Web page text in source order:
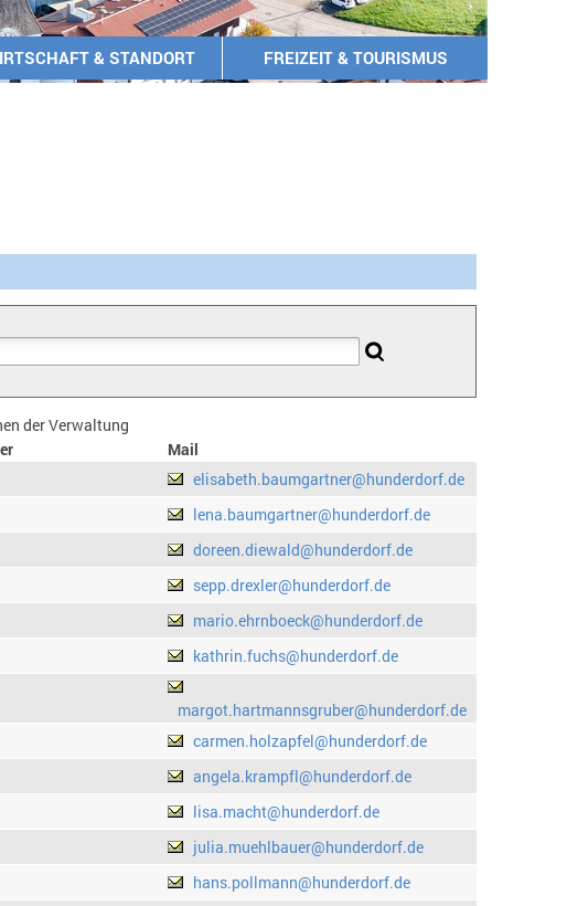
& STANDORT FREIZEIT & TOURISMUS
der Verwaltung
Mail
elisabeth.baumgartner@hunderdorf.de
lena.baumgartner@hunderdorf.de
doreen.diewald@hunderdorf.de
sepp.drexler@hunderdorf.de
mario.ehrnboeck@hunderdorf.de
kathrin.fuchs@hunderdorf.de
margot.hartmannsgruber@hunderdorf.de
carmen.holzapfel@hunderdorf.de
angela.krampfl@hunderdorf.de
lisa.macht@hunderdorf.de
julia.muehlbauer@hunderdorf.de
hans.pollmann@hunderdorf.de